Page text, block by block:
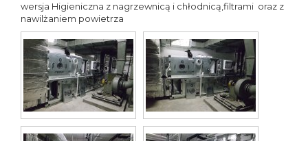
wersja Higieniczna z nagrzewnicą i chłodnicą,filtrami oraz z
nawilżaniem powietrza